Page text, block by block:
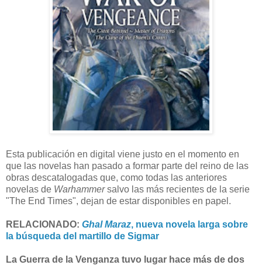
Esta publicación en digital viene justo en el momento en
que las novelas han pasado a formar parte del reino de las
obras descatalogadas que, como todas las anteriores
novelas de Warhammersalvo las más recientes de la serie
"The End Times", dejan de estar disponibles en papel.
RELACIONADO: Ghal Maraz, nueva novela larga sobre
la búsqueda del martillo de Sigmar
La Guerra de la Venganza tuvo lugar hace más de dos